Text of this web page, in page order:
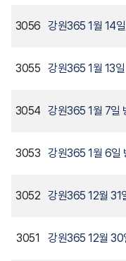
3056 강원365 1월 14
3055 강원365 1월 13
3054 강원365 1월 7일
3053 강원365 1월 6일
3052 강원365 12월 31
3051 강원365 12월 30